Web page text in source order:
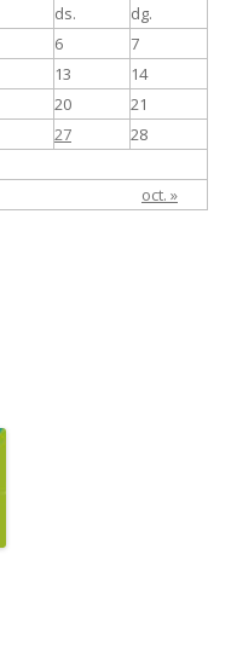
ds. dg.
oct. »
6
7
13
14
20
21
27
28